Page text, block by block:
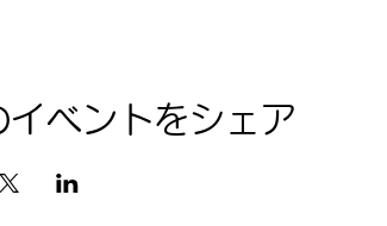
イベントをシェア